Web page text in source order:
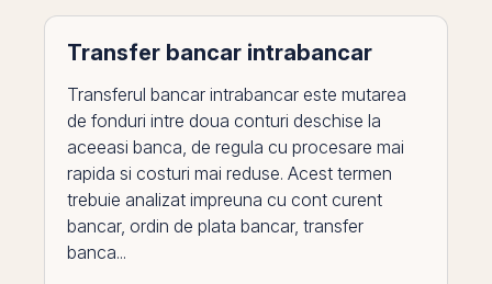
Transfer bancar intrabancar
Transferul bancar intrabancar este mutarea
de fonduri intre doua conturi deschise la
aceeasi banca, de regula cu procesare mai
rapida si costuri mai reduse. Acest termen
trebuie analizat impreuna cu cont curent
bancar, ordin de plata bancar, transfer
banca...